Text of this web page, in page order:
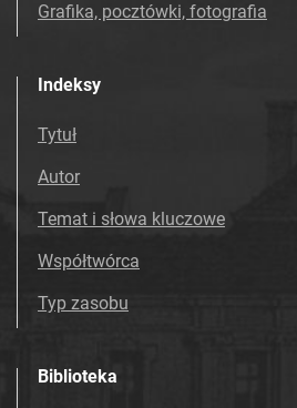
Grafika, pocztówki, fotografia
Indeksy
Tytuł
Autor
Temat i słowa kluczowe
Współtwórca
Typ zasobu
Biblioteka